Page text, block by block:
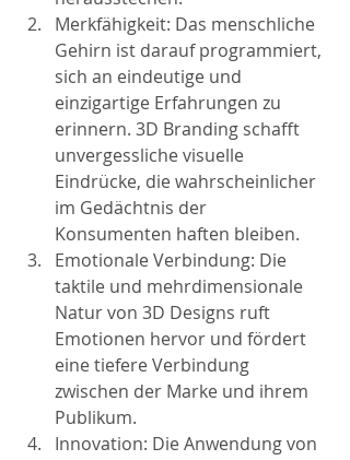
Merkfähigkeit: Das menschliche
Gehirn ist darauf programmiert,
sich an eindeutige und
einzigartige Erfahrungen zu
erinnern. 3D Branding schafft
unvergessliche visuelle
Eindrücke, die wahrscheinlicher
im Gedächtnis der
Konsumenten haften bleiben.
Emotionale Verbindung: Die
taktile und mehrdimensionale
Natur von 3D Designs ruft
Emotionen hervor und fördert
eine tiefere Verbindung
zwischen der Marke und ihrem
Publikum.
Innovation: Die Anwendung von